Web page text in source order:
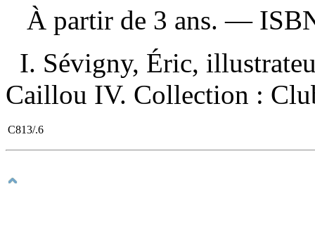
À partir de 3 ans. —
I. Sévigny, Éric,
Caillou IV. Collection :
C813/.6